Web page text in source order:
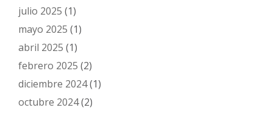
julio 2025 (1)
mayo 2025 (1)
abril 2025 (1)
febrero 2025 (2)
diciembre 2024(1)
octubre 2024(2)